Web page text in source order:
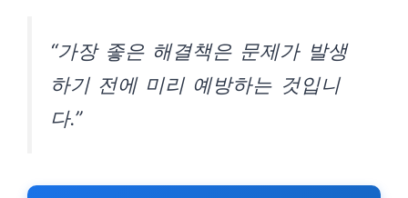
“가장 좋은 해결책은 문제가 발생
하기 전에 미리 예방하는 것입니
다.”